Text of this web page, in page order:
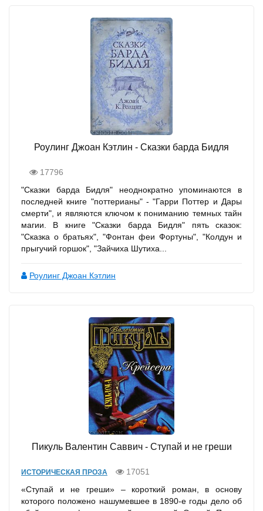
Роулинг Джоан Кэтлин - Сказки барда Бидля
17796
"Сказки барда Бидля" неоднократно упоминаются в
последней книге "поттерианы" - "Гарри Поттер и Дары
смерти", и являются ключом к пониманию темных тайн
магии. В книге "Сказки барда Бидля" пять сказок:
"Сказка о братьях", "Фонтан феи Фортуны", "Колдун и
прыгучий горшок", "Зайчиха Шутиха...
Роулинг Джоан Кэтлин
Пикуль Валентин Саввич - Ступай и не греши
ИСТОРИЧЕСКАЯ ПРОЗА
17051
«Ступай и не греши» – короткий роман, в основу
которого положено нашумевшее в 1890-е годы дело об